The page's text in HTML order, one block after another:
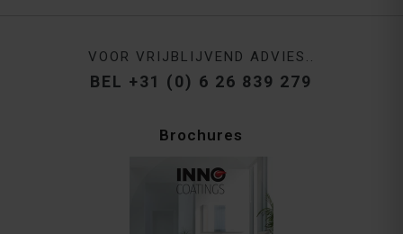
VOOR VRIJBLIJVEND ADVIES..
BEL +31 (0) 6 26 839 279
Brochures